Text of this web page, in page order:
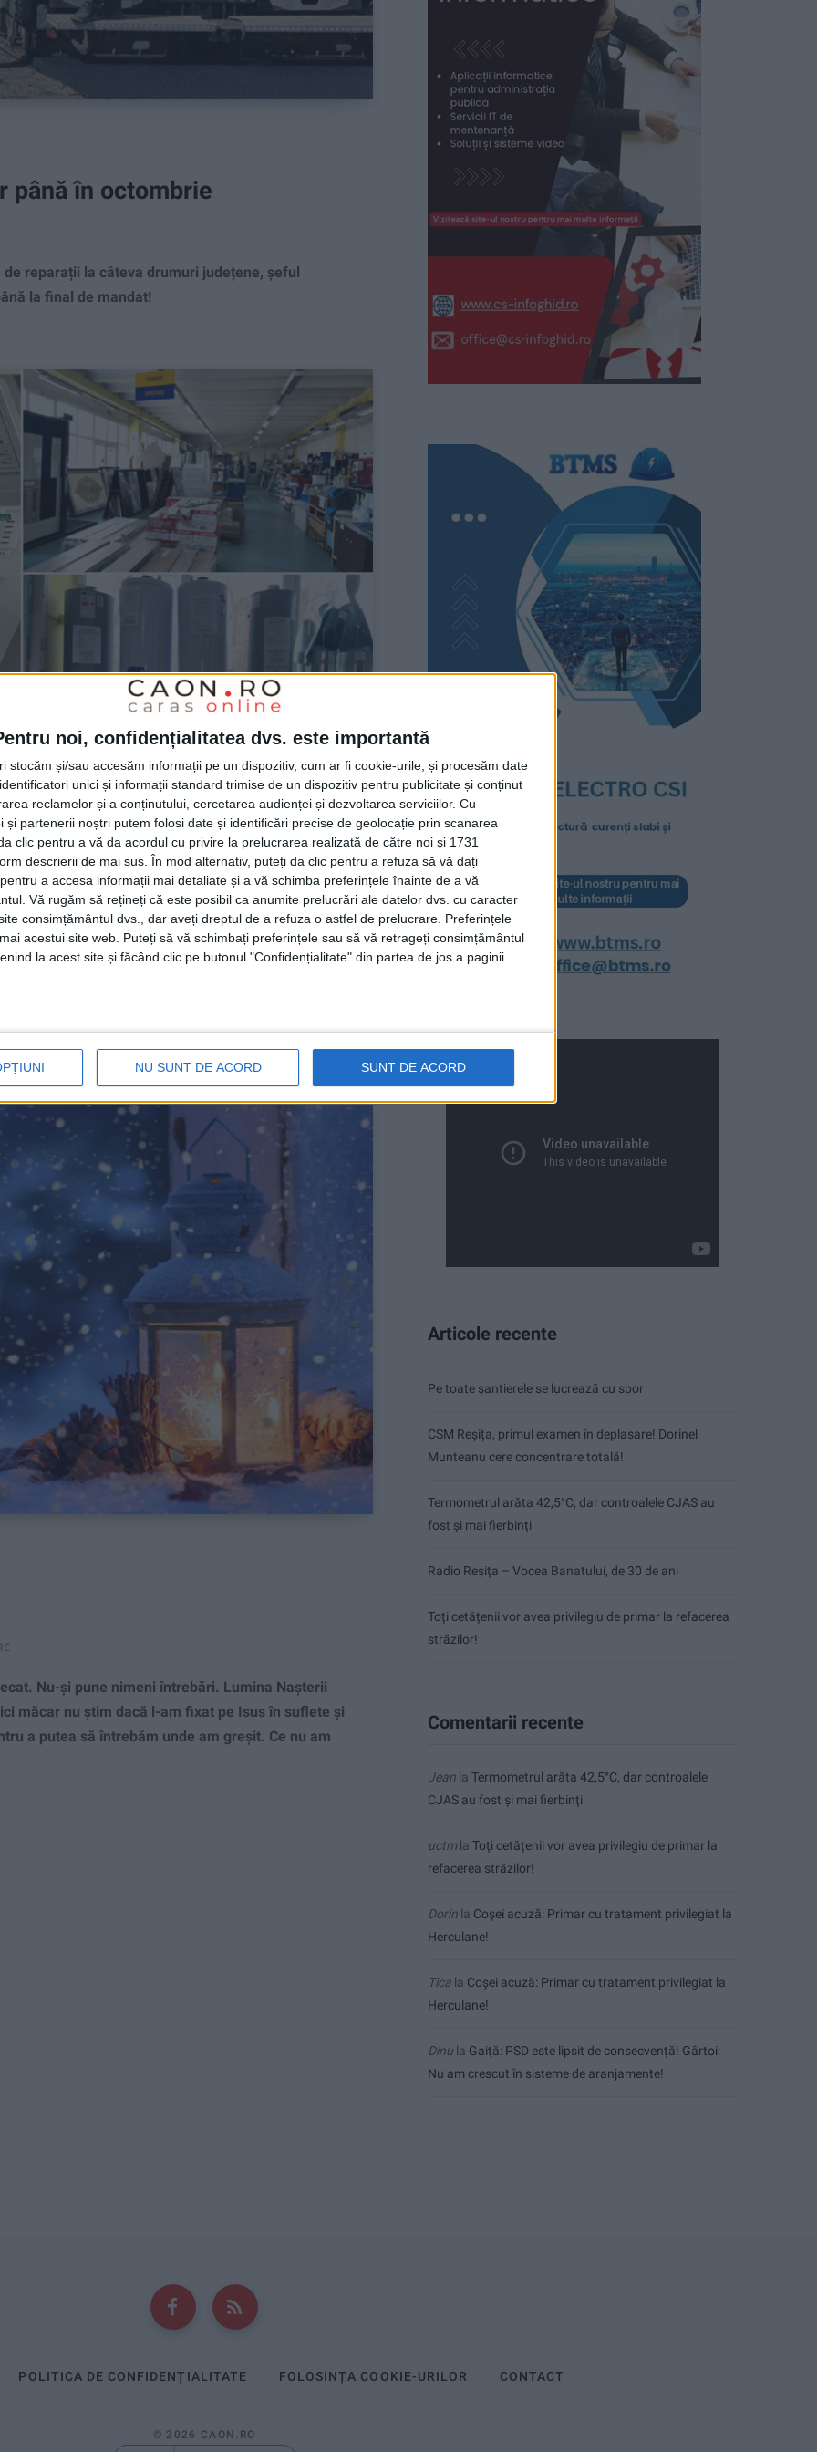
noi, confidențialitatea dvs. este importantă
stocăm și/sau accesăm informații pe un dispozitiv, cum ar fi cookie-urile, și procesăm date
unici și informații standard trimise de un dispozitiv pentru publicitate și conținut
reclamelor și a conținutului, cercetarea audienței și dezvoltarea serviciilor. Cu
și partenerii noștri putem folosi date și identificări precise de geolocație prin scanarea
clic pentru a vă da acordul cu privire la prelucrarea realizată de către noi și 1731
descrierii de mai sus. În mod alternativ, puteți da clic pentru a refuza să vă dați
a accesa informații mai detaliate și a vă schimba preferințele înainte de a vă
Vă rugăm să rețineți că este posibil ca anumite prelucrări ale datelor dvs. cu caracter
consimțământul dvs., dar aveți dreptul de a refuza o astfel de prelucrare. Preferințele
acestui site web. Puteți să vă schimbați preferințele sau să vă retrageți consimțământul
la acest site și făcând clic pe butonul "Confidențialitate" din partea de jos a paginii
NU SUNT DE ACORD SUNT DE ACORD
până în octombrie
reparații la câteva drumuri județene, șeful
la final de mandat!
TA, Diamant este
singur loc!
echipei Diamant Reșița a fost de a furniza clienților
Nu-şi pune nimeni întrebări. Lumina Naşterii
măcar nu ştim dacă l-am fixat pe Isus în suflete şi
a putea să întrebăm unde am greşit. Ce nu am
Articole recente
Pe toate șantierele se lucrează cu spor
CSM Reșița, primul examen în deplasare! Dorinel
Munteanu cere concentrare totală!
Termometrul arăta 42,5°C, dar controalele CJAS au
fost și mai fierbinți
Radio Reșița – Vocea Banatului, de 30 de ani
Toți cetățenii vor avea privilegiu de primar la refacerea
străzilor!
Comentarii recente
Jean la Termometrul arăta 42,5°C, dar controalele
CJAS au fost și mai fierbinți
uctmla Toți cetățenii vor avea privilegiu de primar la
refacerea străzilor!
Dorin la Coșei acuză: Primar cu tratament privilegiat la
Herculane!
Tica la Coșei acuză: Primar cu tratament privilegiat la
Herculane!
Dinu la Gaiţă: PSD este lipsit de consecvență! Gârtoi:
Nu am crescut în sisteme de aranjamente!
POLITICA DE CONFIDENȚIALITATE FOLOSINȚA COOKIE-URILOR CONTACT
© 2026 CAON.RO